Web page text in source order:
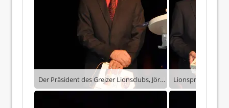
Der Präsident des Greizer Lionsclubs, Jörg Hierold.